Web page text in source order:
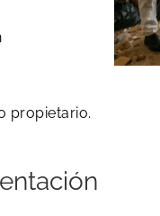
propietario.